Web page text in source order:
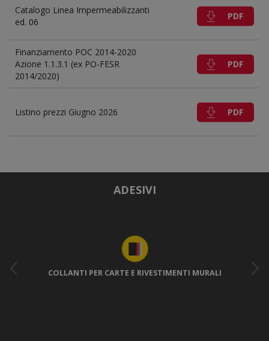
Catalogo Linea Impermeabilizzanti
ed. 06
PDF
Finanziamento POC 2014-2020
Azione 1.1.3.1 (ex PO-FESR
2014/2020)
PDF
Listino prezzi Giugno 2026 PDF
ADESIVI
COLLANTI PER CARTE E RIVESTIMENTI MURALI